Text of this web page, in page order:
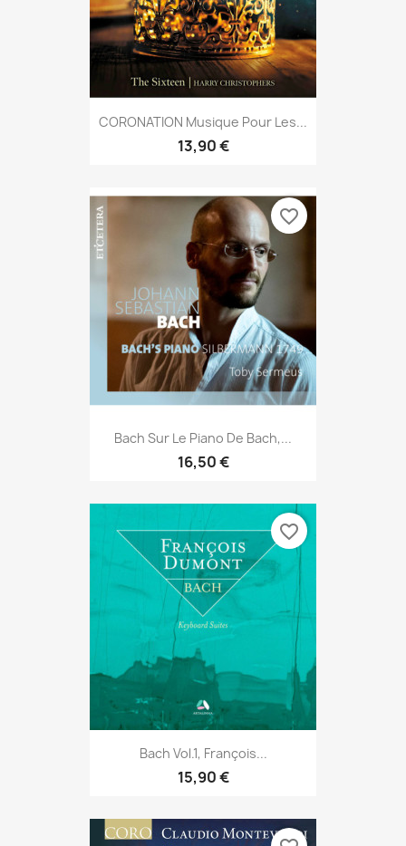
CORONATION Musique Pour Les...
13,90 €
Bach Sur Le Piano De Bach,...
16,50 €
favorite_border
Bach Vol.1, François...
15,90 €
favorite_border